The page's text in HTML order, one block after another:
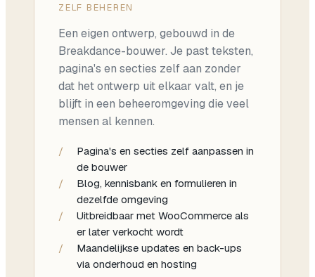
ZELF BEHEREN
Een eigen ontwerp, gebouwd in de
Breakdance-bouwer. Je past teksten,
pagina's en secties zelf aan zonder
dat het ontwerp uit elkaar valt, en je
blijft in een beheeromgeving die veel
mensen al kennen.
/
Pagina's en secties zelf aanpassen in
de bouwer
/
Blog, kennisbank en formulieren in
dezelfde omgeving
/
Uitbreidbaar met WooCommerce als
er later verkocht wordt
/
Maandelijkse updates en back-ups
via onderhoud en hosting